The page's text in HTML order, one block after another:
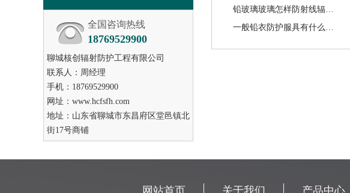
全国咨询热线
18769529900
聊城核创辐射防护工程有限公司
联系人：周经理
手机：18769529900
网址：www.hcfsfh.com
地址：山东省聊城市东昌府区堂邑镇北
街17号商铺
铅玻璃玻璃怎样防射线辐射？
一般铅衣防护服具有什么性能?
网站首页 关于我们 产品中心